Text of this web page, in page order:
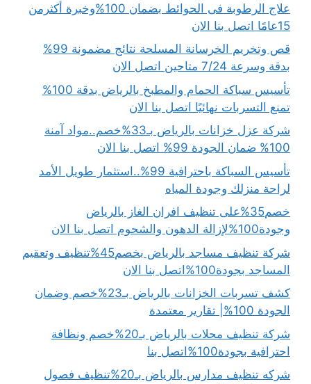
علاج الرطوبة فى الحوائط بضمان 100%وخبرة أكثرمن
15عامًا اتصل بنا الان
قص وتخريم الخرسانة المسلحة نتائج مضمونة 99%
بدقة وسرعة 7/24 متاحين اتصل الان
تأسيس سباكة الحمام والمطبخ بالرياض بدقة 100%
تمنع التسربات نهائيًا اتصل بنا الان
شركة عزل خزانات بالرياض بـ33%خصم..مواد آمنة
100% ضمان الجودة 99% اتصل بنا الان
تأسيس السباكة باحترافية 99%..استثمار طويل الأمد
لراحة منزلك وجودة المياه
خصم35%على تنظيف افران الغاز بالرياض
وجودة100%لإزالة الدهون والشحوم اتصل بنا الان
شركة تنظيف مساجد بالرياض بخصم45%تنظيف وتعقيم
المساجد بجودة100%اتصل بنا الان
كشف تسربات الخزانات بالرياض بـ23%خصم وضمان
الجودة 100%| تقارير معتمدة
شركة تنظيف محلات بالرياض بـ20%خصم ونظافة
احترافية بجودة100%اتصل بنا
شركه تنظيف مدارس بالرياض بـ20%تنظيف فصول